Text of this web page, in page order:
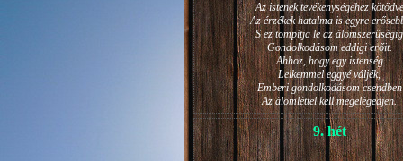
Az istenek tevékenységéhez kötődve
Az érzékek hatalma is egyre
S ez tompítja le az álomszerűségig
Gondolkodásom eddigi erőit.
Ahhoz, hogy egy istenség
Lelkemmel eggyé váljék,
Emberi gondolkodásom csendben
Az álomléttel kell megelégedjen.
9. hét